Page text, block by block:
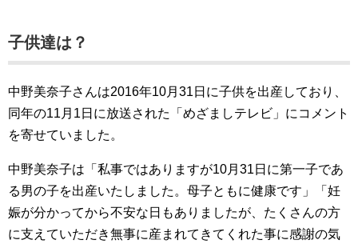
子供達は？
中野美奈子さんは2016年10月31日に子供を出産しており、
同年の11月1日に放送された「めざましテレビ」にコメント
を寄せていました。
中野美奈子は「私事ではありますが10月31日に第一子であ
る男の子を出産いたしました。母子ともに健康です」「妊
娠が分かってから不安な日もありましたが、たくさんの方
に支えていただき無事に産まれてきてくれた事に感謝の気